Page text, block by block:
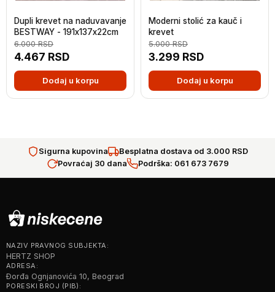
Dupli krevet na naduvavanje
BESTWAY - 191x137x22cm
4.467 RSD
6.000RSD
Dodaj u korpu
Moderni stolić za kauč i
krevet
3.299 RSD
5.000RSD
Dodaj u korpu
Sigurna kupovina
Besplatna dostava od 3.000 RSD
Povraćaj 30 dana
Podrška: 061 673 7679
NAZIV PRAVNOG SUBJEKTA:
HERTZ SHOP
ADRESA:
Đorđa Ognjanovića 10, Beograd
PORESKI BROJ (PIB):